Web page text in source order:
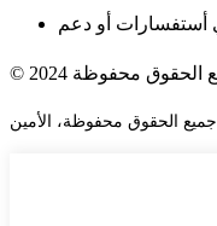
جميع الحقوق محفوظة، الأمين